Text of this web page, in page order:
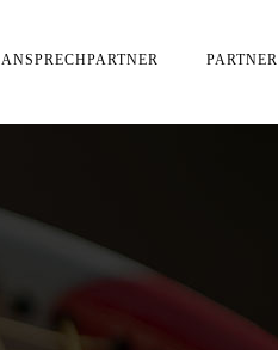
ANSPRECHPARTNER PARTNER